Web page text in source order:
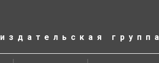
издательская группа
весь